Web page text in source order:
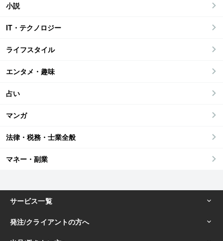
小説
IT・テクノロジー
ライフスタイル
エンタメ・趣味
占い
マンガ
法律・税務・士業全般
マネー・副業